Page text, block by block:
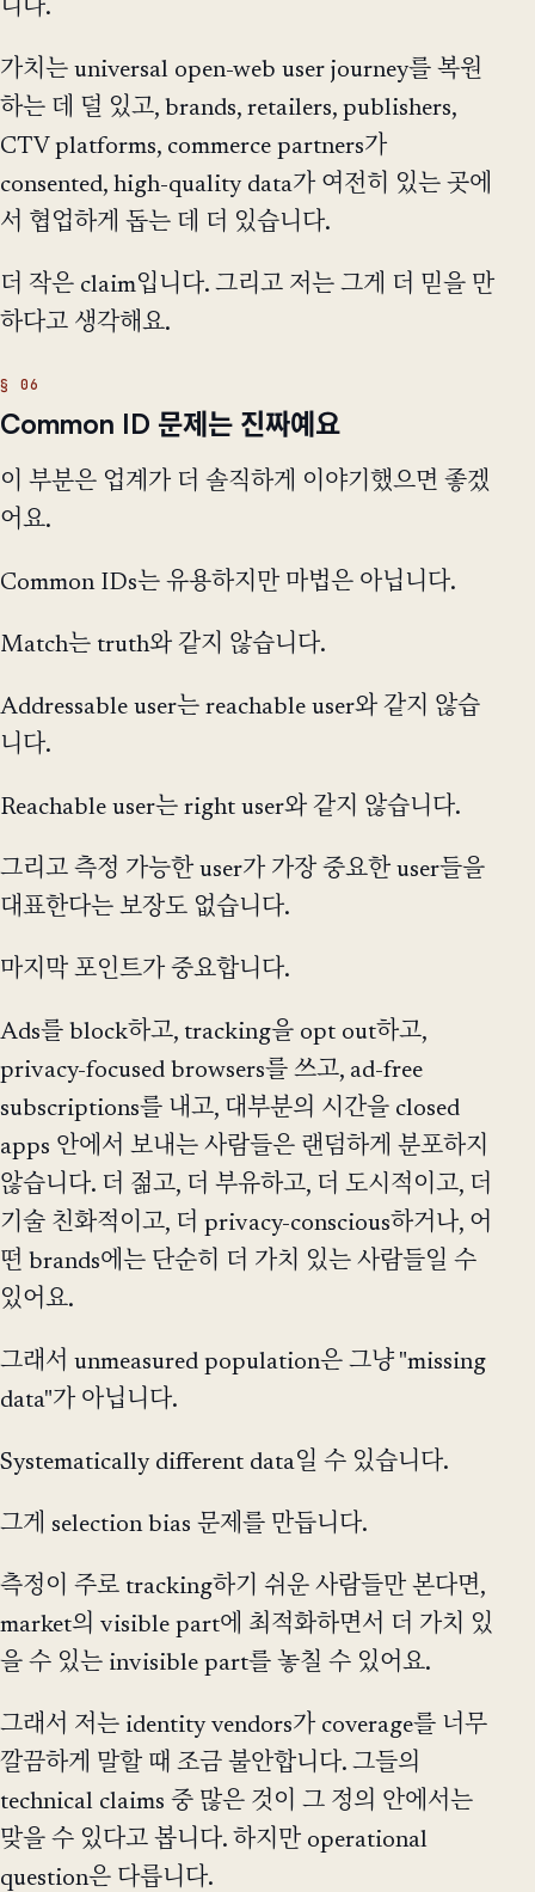
니다.
가치는 universal open-web user journey를 복원
하는 데 덜 있고, brands, retailers, publishers,
CTV platforms, commerce partners가
consented, high-quality data가 여전히 있는 곳에
서 협업하게 돕는 데 더 있습니다.
더 작은 claim입니다. 그리고 저는 그게 더 믿을 만
하다고 생각해요.
Common ID 문제는 진짜예요
이 부분은 업계가 더 솔직하게 이야기했으면 좋겠
어요.
Common IDs는 유용하지만 마법은 아닙니다.
Match는 truth와 같지 않습니다.
Addressable user는 reachable user와 같지 않습
니다.
Reachable user는 right user와 같지 않습니다.
그리고 측정 가능한 user가 가장 중요한 user들을
대표한다는 보장도 없습니다.
마지막 포인트가 중요합니다.
Ads를 block하고, tracking을 opt out하고,
privacy-focused browsers를 쓰고, ad-free
subscriptions를 내고, 대부분의 시간을 closed
apps 안에서 보내는 사람들은 랜덤하게 분포하지
않습니다. 더 젊고, 더 부유하고, 더 도시적이고, 더
기술 친화적이고, 더 privacy-conscious하거나, 어
떤 brands에는 단순히 더 가치 있는 사람들일 수
있어요.
그래서 unmeasured population은 그냥 "missing
data"가 아닙니다.
Systematically different data일 수 있습니다.
그게 selection bias 문제를 만듭니다.
측정이 주로 tracking하기 쉬운 사람들만 본다면,
market의 visible part에 최적화하면서 더 가치 있
을 수 있는 invisible part를 놓칠 수 있어요.
그래서 저는 identity vendors가 coverage를 너무
깔끔하게 말할 때 조금 불안합니다. 그들의
technical claims 중 많은 것이 그 정의 안에서는
맞을 수 있다고 봅니다. 하지만 operational
question은 다릅니다.